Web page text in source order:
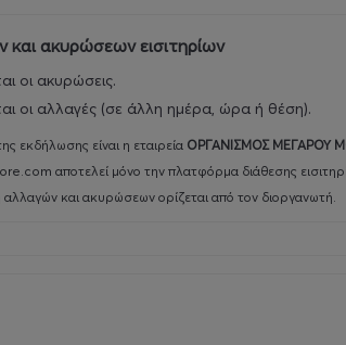
και ακυρώσεων εισιτηρίων
οι ακυρώσεις.
οι αλλαγές (σε άλλη ημέρα, ώρα ή θέση).
εκδήλωσης είναι η εταιρεία ΟΡΓΑΝΙΣΜΟΣ ΜΕΓΑΡΟΥ
αποτελεί μόνο την πλατφόρμα διάθεσης
και ακυρώσεων ορίζεται από τον διοργανωτή.